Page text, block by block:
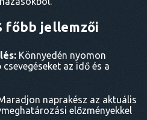
főbb jellemzői
Könnyedén nyomon
az idő és a
naprakész az aktuális
előzményekkel